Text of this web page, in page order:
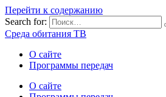
Перейти к содержанию
Search for:
Среда обитания ТВ
О сайте
Программы передач
О сайте